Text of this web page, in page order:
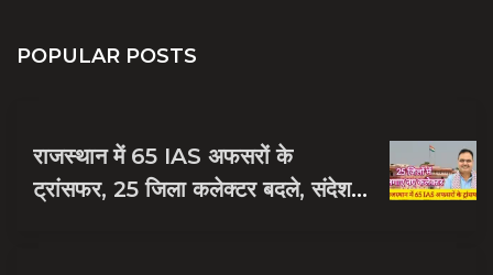
POPULAR POSTS
राजस्थान में 65 IAS अफसरों के
ट्रांसफर, 25 जिला कलेक्टर बदले, संदेश